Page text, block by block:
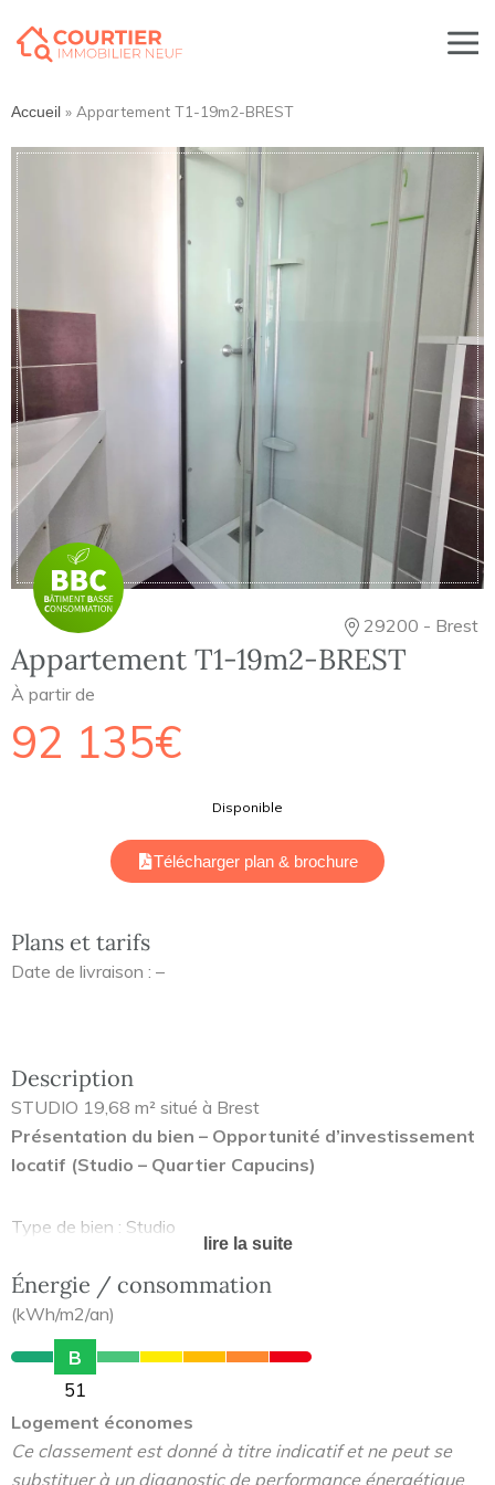
Accueil » Appartement T1-19m2-BREST
29200 - Brest
Appartement T1-19m2-BREST
À partir de
92 135€
Disponible
Télécharger plan & brochure
Plans et tarifs
Date de livraison : –
Description
STUDIO 19,68 m² situé à Brest
Présentation du bien – Opportunité d’investissement
locatif (Studio – Quartier Capucins)
Type de bien : Studio
Étage : 3e / 4
Chauffage : Individuel électrique
DPE : F (453 kWh/m²/an)
GES : C (14 kgCO₂/m²/an)
Exclusivité ORPI
Description du bien
lire la suite
Énergie / consommation
(kWh/m2/an)
B
51
Logement économes
Ce classement est donné à titre indicatif et ne peut se
substituer à un diagnostic de performance énergétique